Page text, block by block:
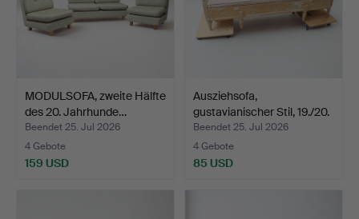
MODULSOFA, zweite Hälfte
des 20. Jahrhunde…
Beendet 25. Jul 2026
4 Gebote
159 USD
Ausziehsofa,
gustavianischer Stil, 19./20.
…
Beendet 25. Jul 2026
4 Gebote
85 USD